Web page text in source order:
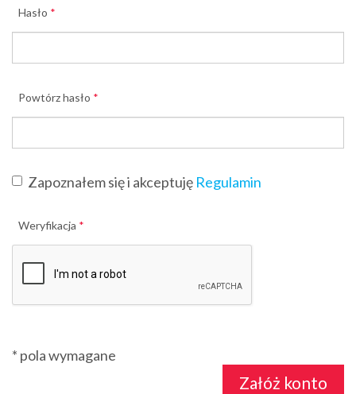
Hasło *
Powtórz hasło *
Zapoznałem się i akceptuję Regulamin
Weryfikacja *
* pola wymagane